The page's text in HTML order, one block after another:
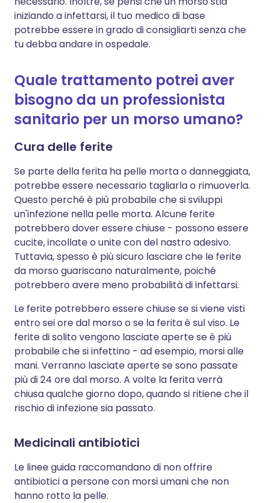
iniziando a infettarsi, il tuo medico di base
potrebbe essere in grado di consigliarti senza che
tu debba andare in ospedale.
Quale trattamento potrei aver
bisogno da un professionista
sanitario per un morso umano?
Cura delle ferite
Se parte della ferita ha pelle morta o danneggiata,
potrebbe essere necessario tagliarla o rimuoverla.
Questo perché è più probabile che si sviluppi
un'infezione nella pelle morta. Alcune ferite
potrebbero dover essere chiuse - possono essere
cucite, incollate o unite con del nastro adesivo.
Tuttavia, spesso è più sicuro lasciare che le ferite
da morso guariscano naturalmente, poiché
potrebbero avere meno probabilità di infettarsi.
Le ferite potrebbero essere chiuse se si viene visti
entro sei ore dal morso o se la ferita è sul viso. Le
ferite di solito vengono lasciate aperte se è più
probabile che si infettino - ad esempio, morsi alle
mani. Verranno lasciate aperte se sono passate
più di 24 ore dal morso. A volte la ferita verrà
chiusa qualche giorno dopo, quando si ritiene che il
rischio di infezione sia passato.
Medicinali antibiotici
Le linee guida raccomandano di non offrire
antibiotici a persone con morsi umani che non
hanno rotto la pelle.